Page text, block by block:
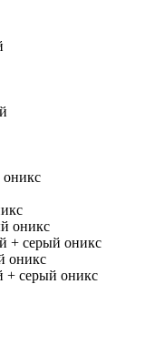
+ серый оникс
+ серый оникс